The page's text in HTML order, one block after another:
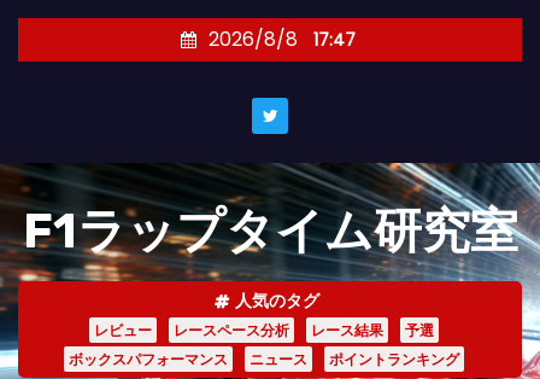
キ
ッ
プ
2026/8/8 17:47
F1ラップタイム研究室
人気のタグ
レビュー レースペース分析 レース結果
予選
ボックスパフォーマンス
ニュース ポイントランキング